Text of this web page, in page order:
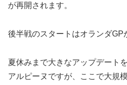
が再開されます。
後半戦のスタートはオランダGP
夏休みまで大きなアップデート
アルピーヌですが、ここで大規